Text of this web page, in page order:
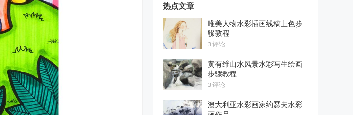
热点文章
唯美人物水彩插画线稿上色步
骤教程
3 评论
黄有维山水风景水彩写生绘画
步骤教程
3 评论
澳大利亚水彩画家约瑟夫水彩